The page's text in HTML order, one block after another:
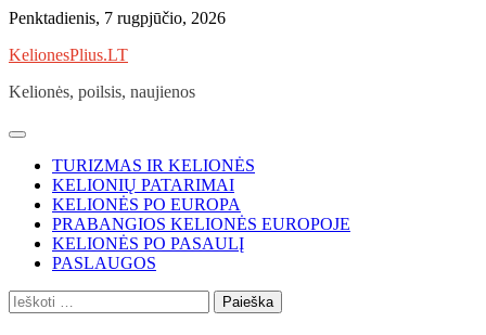
Skip
content
Penktadienis, 7 rugpjūčio, 2026
KelionesPlius.LT
Kelionės, poilsis, naujienos
TURIZMAS IR KELIONĖS
KELIONIŲ PATARIMAI
KELIONĖS PO EUROPA
PRABANGIOS KELIONĖS EUROPOJE
KELIONĖS PO PASAULĮ
PASLAUGOS
Ieškoti: